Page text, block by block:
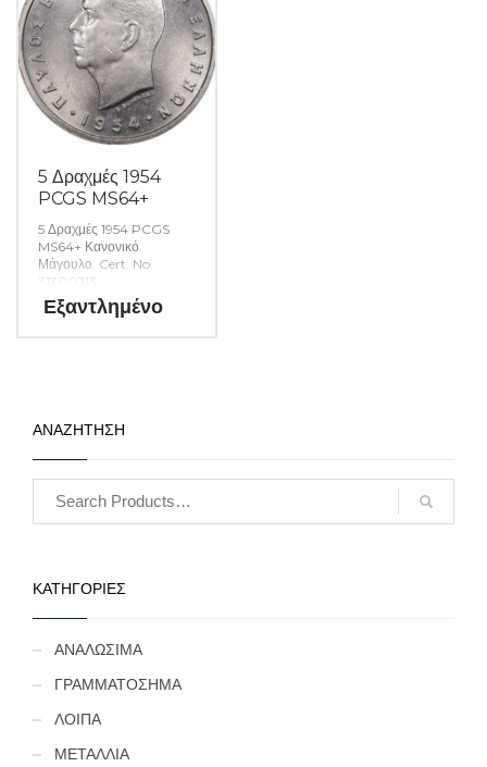
5 Δραχμές 1954
PCGS MS64+
5 Δραχμές 1954 PCGS
MS64+ Κανονικό
Μάγουλο. Cert. No.
31300213
Εξαντλημένο
ΑΝΑΖΗΤΗΣΗ
ΚΑΤΗΓΟΡΙΕΣ
ΑΝΑΛΩΣΙΜΑ
ΓΡΑΜΜΑΤΟΣΗΜΑ
ΛΟΙΠΑ
ΜΕΤΑΛΛΙΑ